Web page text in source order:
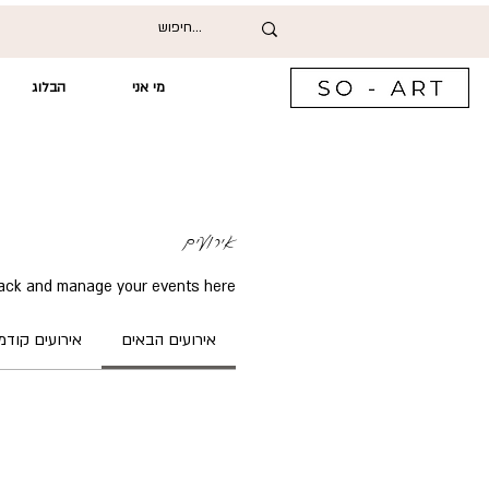
מי אני הבלוג
אירועים
and manage your events here.
אירועים הבאים אירועים